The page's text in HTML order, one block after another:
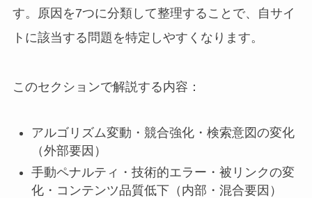
す。原因を7つに分類して整理することで、自サイ
トに該当する問題を特定しやすくなります。
このセクションで解説する内容：
アルゴリズム変動・競合強化・検索意図の変化
（外部要因）
手動ペナルティ・技術的エラー・被リンクの変
化・コンテンツ品質低下（内部・混合要因）